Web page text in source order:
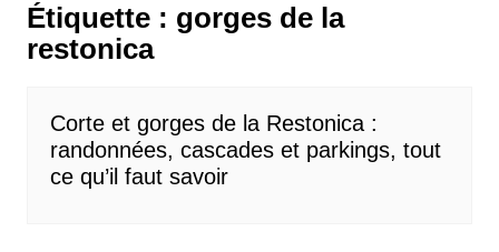
Étiquette : gorges de la
restonica
Corte et gorges de la Restonica :
randonnées, cascades et parkings, tout
ce qu’il faut savoir